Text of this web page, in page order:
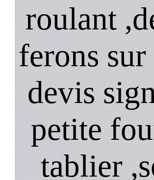
roulant
ferons
devis
petite
tablier